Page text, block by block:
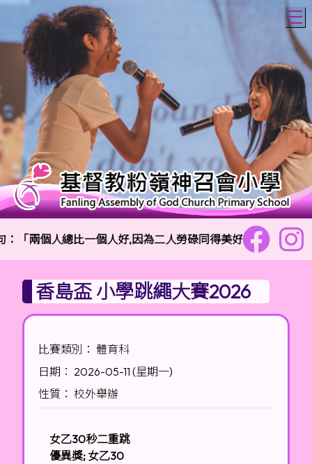
「兩個人總比一個人好,因為二人勞碌同得美好的果效。」傳
香島盃 小學跳繩大賽2026
比賽類別： 體育科
日期： 2026-05-11 (星期一)
性質： 校外舉辦
女乙30秒二重跳
優異獎; 女乙30